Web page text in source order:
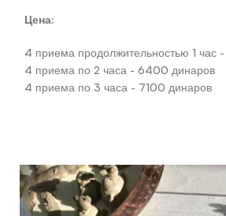
Цена:
4 приема продолжительностью 1
4 приема по 2 часа - 6400 динаров
4 приема по 3 часа - 7100 динаров